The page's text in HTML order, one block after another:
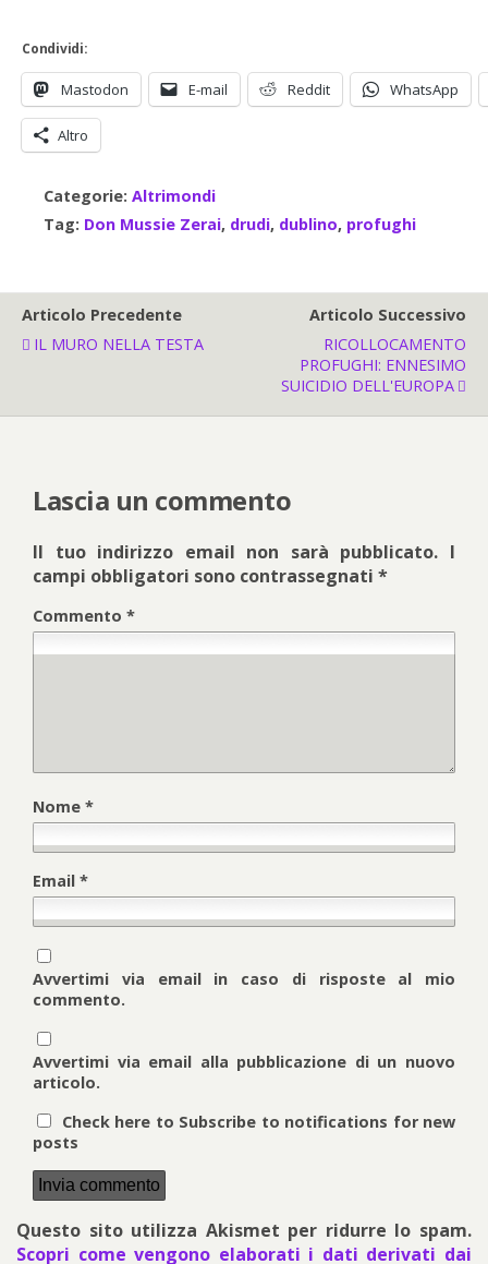
Condividi:
Mastodon E-mail Reddit WhatsApp
Altro
Categorie: Altrimondi
Tag: Don Mussie Zerai, drudi, dublino, profughi
Articolo Precedente
IL MURO NELLA TESTA
Articolo Successivo
RICOLLOCAMENTO
PROFUGHI: ENNESIMO
SUICIDIO DELL'EUROPA
Lascia un commento
Il tuo indirizzo email non sarà pubblicato. I
campi obbligatori sono contrassegnati *
Commento *
Nome *
Email *
Avvertimi via email in caso di risposte al mio
commento.
Avvertimi via email alla pubblicazione di un nuovo
articolo.
Check here to Subscribe to notifications for new
posts
Questo sito utilizza Akismet per ridurre lo spam.
Scopri come vengono elaborati i dati derivati dai